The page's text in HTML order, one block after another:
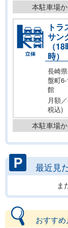
本駐車場
トラ
サン
（
時）
長崎
盤町
館
月額
税込)
本駐車場
最近見
ま
おすす